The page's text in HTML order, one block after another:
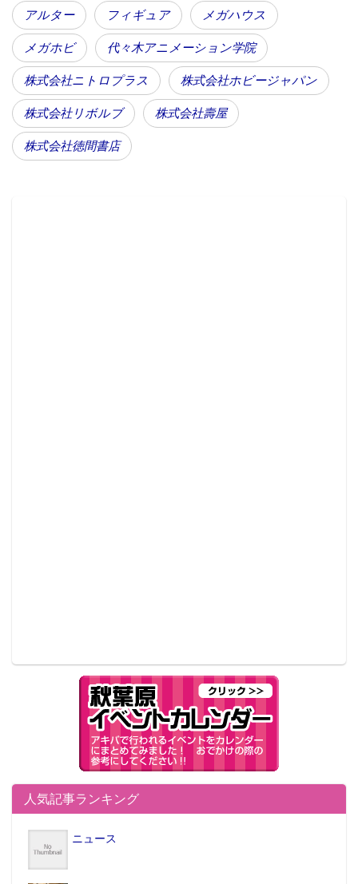
アルター フィギュア メガハウス
メガホビ 代々木アニメーション学院
株式会社ニトロプラス 株式会社ホビージャパン
株式会社リボルブ 株式会社壽屋
株式会社徳間書店
人気記事ランキング
ニュース